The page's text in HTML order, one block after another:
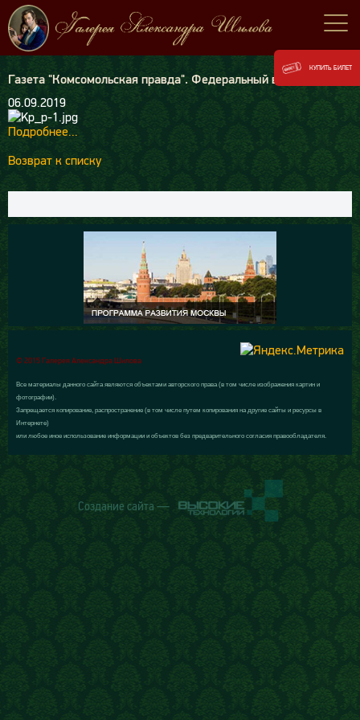
Газета "Комсомольская правда". Федеральный выпуск
06.09.2019
Подробнее...
Возврат к списку
© 2015 Галерея Александра Шилова
Все материалы данного сайта являются объектами авторского права (в том числе изображения картин и
фотографии).
Запрещается копирование, распространение (в том числе путем копирования на другие сайты и ресурсы в
Интернете)
или любое иное использование информации и объектов без предварительного согласия правообладателя.
Создание сайта —
КУПИТЬ БИЛЕТ